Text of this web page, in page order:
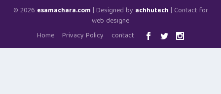
© 2026 esamachara.com | Designed by achhutech | Contact for
web designe
Home
Privacy Policy contact